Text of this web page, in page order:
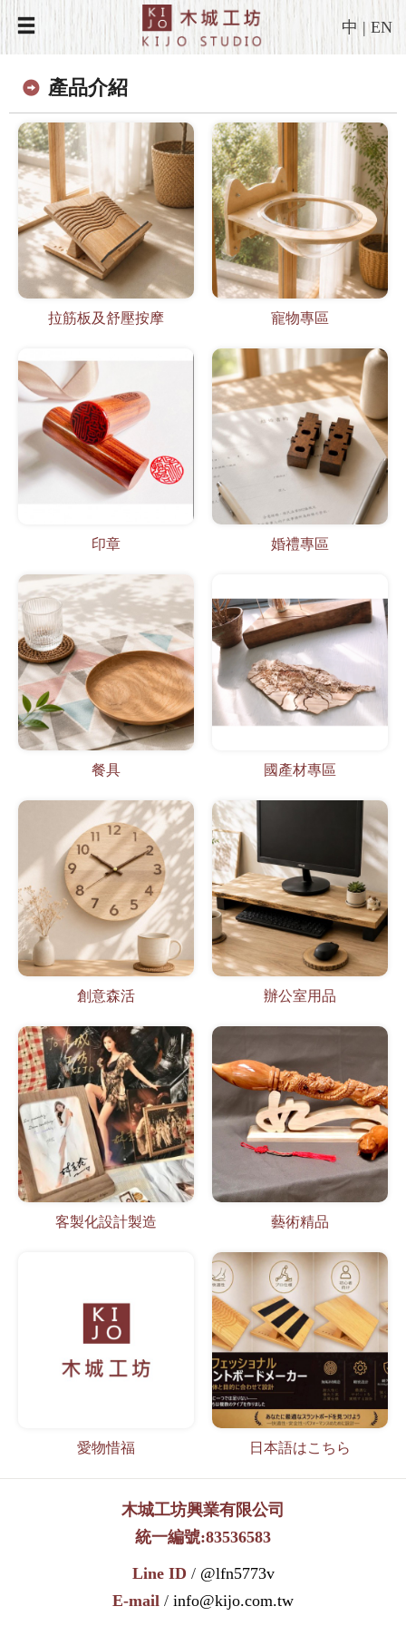
中 |EN
產品介紹
拉筋板及舒壓按摩 寵物專區
印章 婚禮專區
餐具 國產材專區
創意森活 辦公室用品
客製化設計製造 藝術精品
愛物惜福 日本語はこちら
木城工坊興業有限公司
統一編號:83536583
Line ID / @lfn5773v
E-mail / info@kijo.com.tw